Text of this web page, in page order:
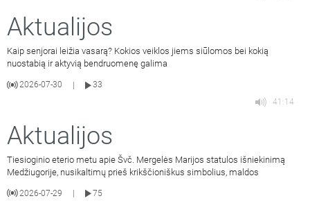
Aktualijos
Kaip senjorai leižia vasarą? Kokios veiklos jiems siūlomos bei kokią
nuostabią ir aktyvią bendruomenę galima
2026-07-30
33
41:14
Aktualijos
Tiesioginio eterio metu apie Švč. Mergelės Marijos statulos išniekinimą
Medžiugorije, nusikaltimų prieš krikščioniškus simbolius, maldos
2026-07-29 75